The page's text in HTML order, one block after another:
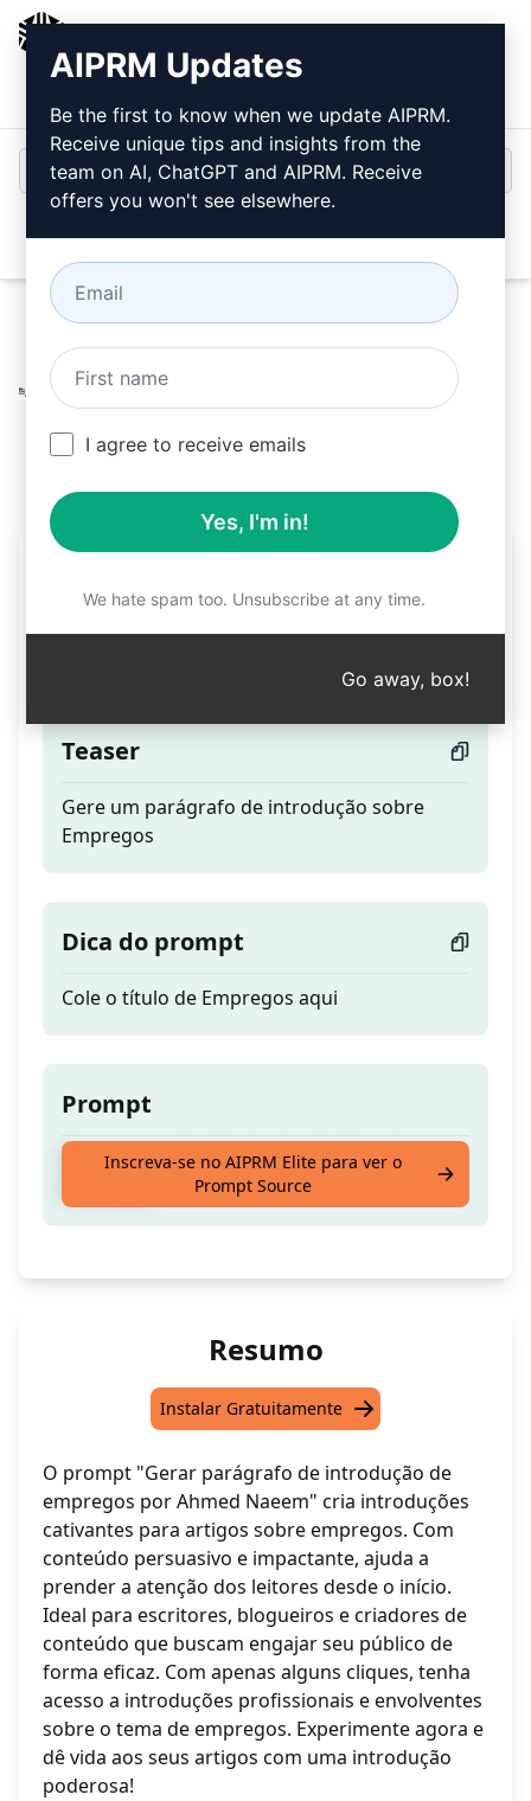
Entrar
Home / Prompts de IA
Accounting Prompts
Empregos por Ahmed Naeem /
Ahmed Naeem
April 1, 2023
Parágrafo de Introdução
de Empregos por Ahmed
Teaser
Gere um parágrafo de introdução sobre
Empregos
Dica do prompt
Cole o título de Empregos aqui
Prompt
Gere um parágrafo de introdução sobre
Inscreva-se no AIPRM Elite para ver o
Prompt Source
Resumo
Instalar Gratuitamente
O prompt "Gerar parágrafo de introdução de
empregos por Ahmed Naeem" cria introduções
cativantes para artigos sobre empregos. Com
conteúdo persuasivo e impactante, ajuda a
prender a atenção dos leitores desde o início.
Ideal para escritores, blogueiros e criadores de
conteúdo que buscam engajar seu público de
forma eficaz. Com apenas alguns cliques, tenha
acesso a introduções profissionais e envolventes
sobre o tema de empregos. Experimente agora e
dê vida aos seus artigos com uma introdução
poderosa!
AIPRM Updates
Be the first to know when we update AIPRM.
Receive unique tips and insights from the
team on AI, ChatGPT and AIPRM. Receive
offers you won't see elsewhere.
I agree to receive emails
Yes, I'm in!
We hate spam too. Unsubscribe at any time.
Go away, box!